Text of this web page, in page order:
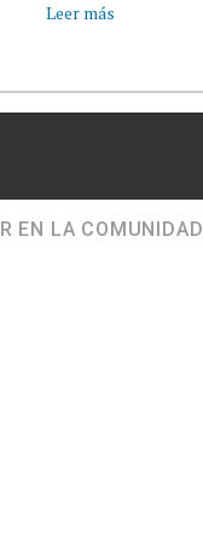
Leer más
EN LA COMUNIDAD